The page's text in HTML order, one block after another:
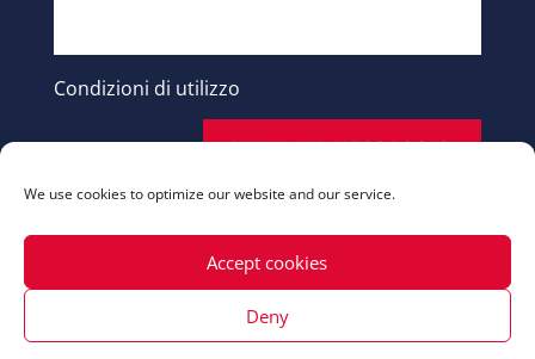
We use cookies to optimize our website and our service.
Accept cookies
Deny
Condizioni di utilizzo
INVIA UN MESSAGGIO